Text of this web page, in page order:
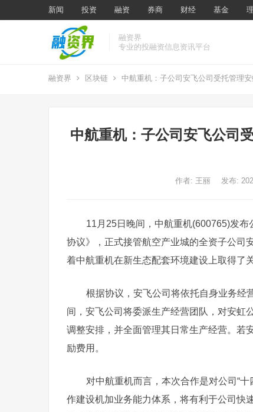
新闻 投资 融资 券商 财经 基金
融资界
专业的投融资信息资讯平台
融资界 区块链 中航重机：子公司安飞公司受托管理
中航重机：子公司安飞公司
作者: 王丽 发布:
11月25日晚间，中航重机(600765)发
协议》，正式接管航空产业城的全资子公司
着中航重机在新生态配套环境建设上取得了
根据协议，安飞公司将依托自身业务经
间，安飞公司将委派生产经营团队，对安虹
调整安排，并全面管理其日常生产经营。若
励费用。
对中航重机而言，本次合作是对公司“
作建设机加业务能力体系，将有利于公司快